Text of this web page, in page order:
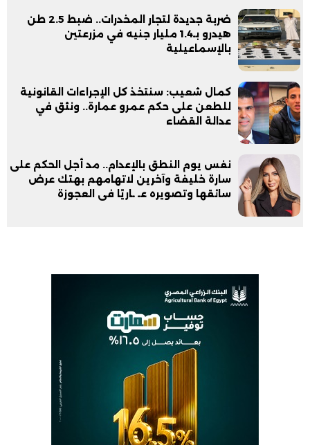
ضربة جديدة لتجار المخدرات.. ضبط 2.5 طن
هيدرو بـ1.4 مليار جنيه في مزرعتين
بالإسماعيلية
كمال شعيب: سنتخذ كل الإجراءات القانونية
للطعن على حكم عمرو عمارة.. ونثق في
عدالة القضاء
نفس يوم النطق بالإعدام.. مد أجل الحكم على
سارة خليفة وآخرين لاتهامهم بهتك عرض
سائقها وتصويره عـ ـاريًا فى العجوزة